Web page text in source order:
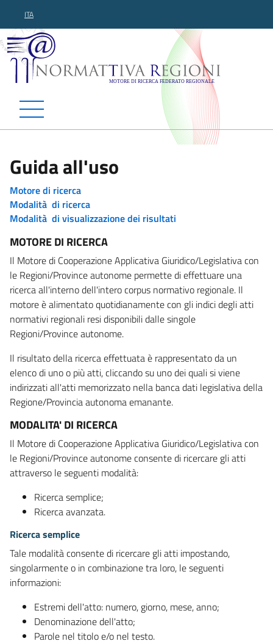
ITA
Normattiva Regioni -
Guida all'uso
Motore di ricerca
Modalità di ricerca
Modalità di visualizzazione dei risultati
MOTORE DI RICERCA
Il Motore di Cooperazione Applicativa Giuridico/Legislativa con
le Regioni/Province autonome permette di effettuare una
ricerca all'interno dell'intero corpus normativo regionale. Il
motore è alimentato quotidianamente con gli indici degli atti
normativi regionali resi disponibili dalle singole
Regioni/Province autonome.
Il risultato della ricerca effettuata è rappresentato da un
elenco di uno o più atti, cliccando su uno dei quali si viene
indirizzati all'atti memorizzato nella banca dati legislativa della
Regione/Provincia autonoma emanante.
MODALITA' DI RICERCA
Il Motore di Cooperazione Applicativa Giuridico/Legislativa con
le Regioni/Province autonome consente di ricercare gli atti
attraverso le seguenti modalità:
Ricerca semplice;
Ricerca avanzata.
Ricerca semplice
Tale modalità consente di ricercare gli atti impostando,
singolarmente o in combinazione tra loro, le seguenti
informazioni:
Estremi dell'atto: numero, giorno, mese, anno;
Denominazione dell'atto;
Parole nel titolo e/o nel testo.